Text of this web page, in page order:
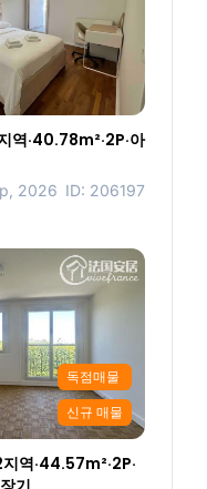
·40.78m²·2P·아
2026 ID: 206197
독점매물
신규 매물
·44.57m²·2P·